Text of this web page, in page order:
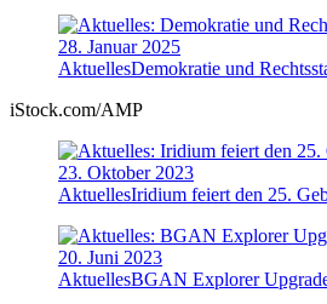
28. Januar 2025
AktuellesDemokratie und
iStock.com/AMP
23. Oktober 2023
AktuellesIridium feiert den 25.
20. Juni 2023
AktuellesBGAN Explorer